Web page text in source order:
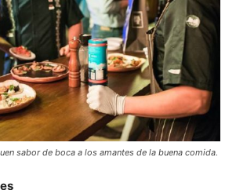
sabor de boca a los amantes de la buena comida.